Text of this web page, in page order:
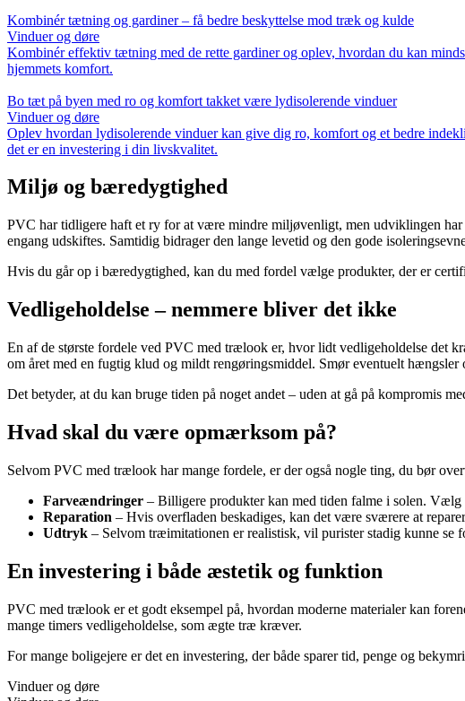
Kombinér tætning og gardiner – få bedre beskyttelse mod træk og kulde
Vinduer og døre
Kombinér effektiv tætning med de rette gardiner og oplev, hvordan du kan
hjemmets komfort.
Bo tæt på byen med ro og komfort takket være lydisolerende vinduer
Vinduer og døre
Oplev hvordan lydisolerende vinduer kan give dig ro, komfort og et bedre
det er en investering i din livskvalitet.
Miljø og bæredygtighed
PVC har tidligere haft et ry for at være mindre miljøvenligt, men udviklingen
engang udskiftes. Samtidig bidrager den lange levetid og den gode
Hvis du går op i bæredygtighed, kan du med fordel vælge produkter, der er
Vedligeholdelse – nemmere bliver det ikke
En af de største fordele ved PVC med trælook er, hvor lidt vedligeholdelse det
om året med en fugtig klud og mildt rengøringsmiddel. Smør eventuelt
Det betyder, at du kan bruge tiden på noget andet – uden at gå på kompromis
Hvad skal du være opmærksom på?
Selvom PVC med trælook har mange fordele, er der også nogle ting, du bør
Farveændringer – Billigere produkter kan med tiden falme i solen.
Reparation – Hvis overfladen beskadiges, kan det være sværere at
Udtryk – Selvom træimitationen er realistisk, vil purister stadig kunne se
En investering i både æstetik og funktion
PVC med trælook er et godt eksempel på, hvordan moderne materialer kan
mange timers vedligeholdelse, som ægte træ kræver.
For mange boligejere er det en investering, der både sparer tid, penge og
Vinduer og døre